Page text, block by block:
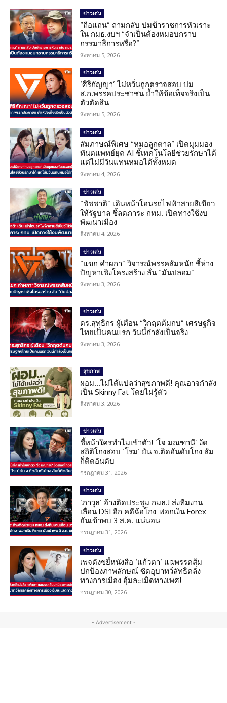
ข่าวเด่น
“ถือแถน” ถามกลับ ปมข้าราชการหัวเราะ
ใน กมธ.งบฯ “จำเป็นต้องหมอบกราบ
กรรมาธิการหรือ?”
สิงหาคม 5, 2026
ข่าวเด่น
‘ศิริกัญญา’ ไม่หวั่นถูกตรวจสอบ ปม
ส.ก.พรรคประชาชน ย้ำให้ข้อเท็จจริงเป็น
ตัวตัดสิน
สิงหาคม 5, 2026
ข่าวเด่น
สัมภาษณ์พิเศษ “หมอลูกตาล” เปิดมุมมอง
ทันตแพทย์ยุค AI ชี้เทคโนโลยีช่วยรักษาได้
แต่ไม่มีวันแทนหมอได้ทั้งหมด
สิงหาคม 4, 2026
ข่าวเด่น
“ชัชชาติ” เดินหน้าโอนรถไฟฟ้าสายสีเขียว
ให้รัฐบาล ชี้ลดภาระ กทม. เปิดทางใช้งบ
พัฒนาเมือง
สิงหาคม 4, 2026
ข่าวเด่น
“แขก คำผกา” วิจารณ์พรรคส้มหนัก ชี้ห่าง
ปัญหาเชิงโครงสร้าง ลั่น “มันปลอม”
สิงหาคม 3, 2026
ข่าวเด่น
ดร.สุทธิกร ผู้เตือน “วิกฤตต้มกบ” เศรษฐกิจ
ไทยเป็นคนแรก วันนี้กำลังเป็นจริง
สิงหาคม 3, 2026
สุขภาพ
ผอม…ไม่ได้แปลว่าสุขภาพดี! คุณอาจกำลัง
เป็น Skinny Fat โดยไม่รู้ตัว
สิงหาคม 3, 2026
ข่าวเด่น
ชี้หน้าใครทำไมเข้าตัว! ‘โจ มณฑานี’ งัด
สถิติโกงสอบ ‘โรม’ ยัน จ.ติดอันดับโกง ส้ม
ก็ติดอันดับ
กรกฎาคม 31, 2026
ข่าวเด่น
‘ภาวุธ’ อ้างติดประชุม กมธ.! ส่งทีมงาน
เลื่อน DSI อีก คดีฉ้อโกง-ฟอกเงิน Forex
ยันเข้าพบ 3 ส.ค. แน่นอน
กรกฎาคม 31, 2026
ข่าวเด่น
เพจดังขยี้หนังสือ ‘แก้วตา’ แฉพรรคส้ม
ปกป้องภาพลักษณ์ ซัดอุบาทว์ลัทธิคลั่ง
ทางการเมือง อุ้มละเมิดทางเพศ!
กรกฎาคม 30, 2026
- Advertisement -